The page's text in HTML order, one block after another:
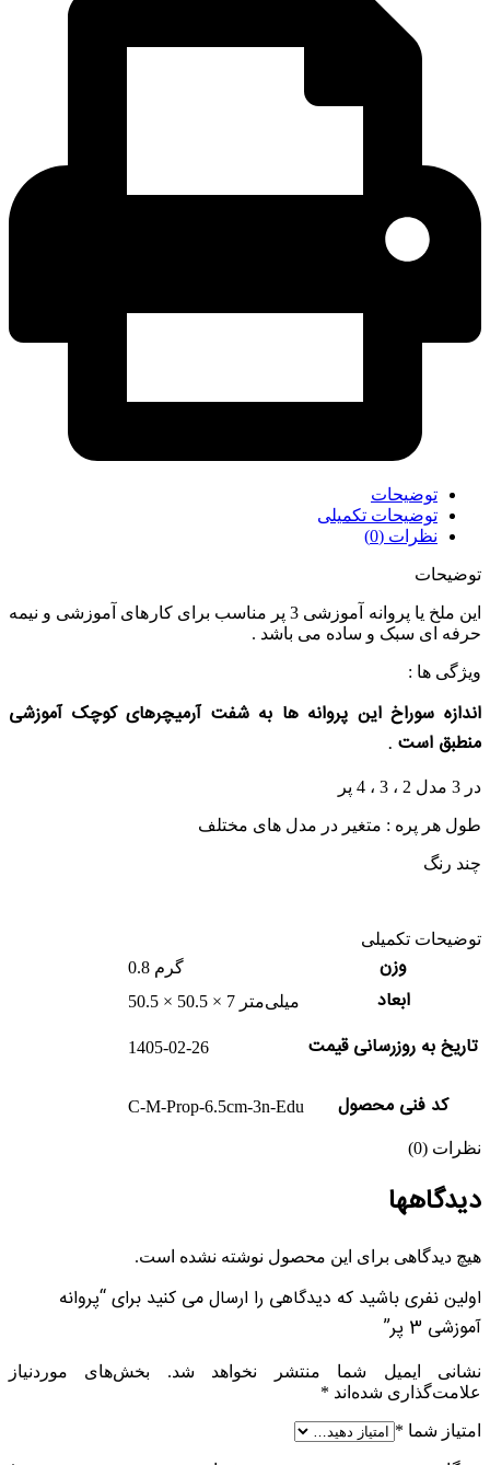
توضیحات
توضیحات تکمیلی
نظرات (0)
توضیحات
این ملخ یا پروانه آموزشی 3 پر مناسب برای کارهای آموزشی و نیمه
حرفه ای سبک و ساده می باشد .
ویژگی ها :
اندازه سوراخ این پروانه ها به شفت آرمیچرهای کوچک آموزشی
منطبق است .
در 3 مدل 2 ، 3 ، 4 پر
طول هر پره : متغیر در مدل های مختلف
چند رنگ
توضیحات تکمیلی
وزن 0.8 گرم
ابعاد 50.5 × 50.5 × 7 میلی‌متر
تاریخ به روزرسانی قیمت 1405-02-26
کد فنی محصول C-M-Prop-6.5cm-3n-Edu
نظرات (0)
دیدگاهها
هیچ دیدگاهی برای این محصول نوشته نشده است.
اولین نفری باشید که دیدگاهی را ارسال می کنید برای “پروانه
آموزشی 3 پر”
نشانی ایمیل شما منتشر نخواهد شد.
بخش‌های موردنیاز
علامت‌گذاری شده‌اند *
امتیاز شما *